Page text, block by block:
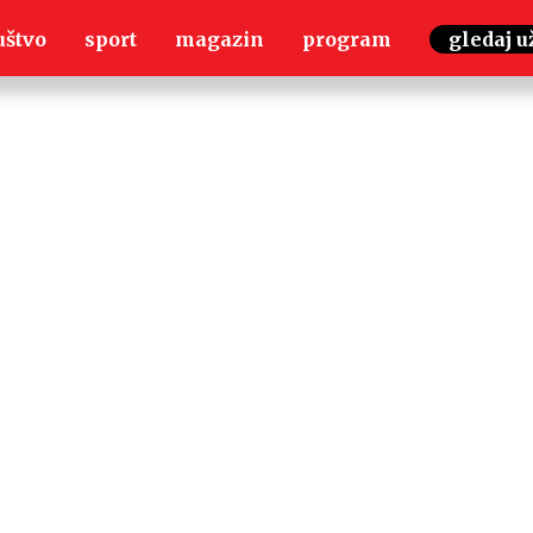
sport magazin program gledaj